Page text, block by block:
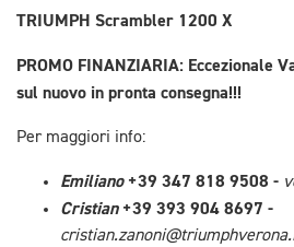
TRIUMPH Scrambler 1200 X
PROMO FINANZIARIA: Eccezionale
sul nuovo in pronta consegna!!!
Per maggiori info:
Emiliano+39 347 818 9508 -
Cristian+39 393 904 8697 -